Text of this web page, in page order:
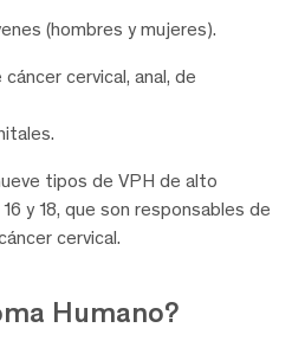
(hombres y mujeres).
cervical, anal, de
tipos de VPH de alto
y 18, que son responsables de
cervical.
Humano?